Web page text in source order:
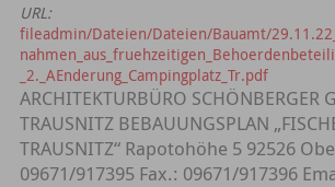
URL:
fileadmin/Dateien/Dateien/Bauamt/
_2._AEnderung_Campingplatz_Tr.pdf
ARCHITEKTURBÜRO SCHÖNBERGER
TRAUSNITZ BEBAUUNGSPLAN
TRAUSNITZ“ Rapotohöhe 5 92526
09671/917395 Fax.: 09671/917396